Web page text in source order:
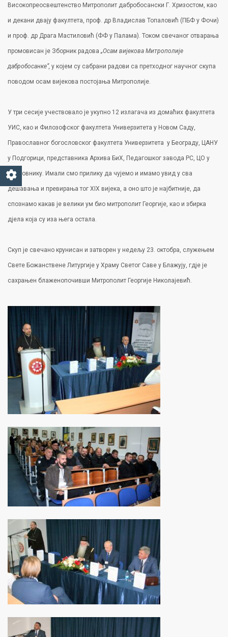
Високопреосвештенство Митрополит дабробосански Г. Хризостом, као
и декани двају факултета, проф. др Владислав Топаловић (ПБФ у Фочи)
и проф. др Драга Мастиловић (ФФ у Палама). Током свечаног отварања
промовисан је Зборник радова „Осам вијекова Митрополије
дабробосанке“, у којем су сабрани радови са претходног научног скупа
поводом осам вијекова постојања Митрополије.
У три сесије учествовало је укупно 12 излагача из домаћих факултета
УИС, као и Филозофског факултета Универзитета у Новом Саду,
Православног богословског факултета Универзитета у Београду, ЦАНУ
у Подгорици, представника Архива БиХ, Педагошког завода РС, ЦО у
Дубровнику. Имали смо прилику да чујемо и имамо увид у сва
дешавања и превирања тог XIX вијека, а оно што је најбитније, да
спознамо какав је велики ум био митрополит Георгије, као и збирка
дјела која су иза њега остала.
Скуп је свечано крунисан и затворен у недељу 23. октобра, служењем
Свете Божанствене Литургије у Храму Светог Саве у Блажују, гдје је
сахрањен блаженопочивши Митрополит Георгије Николајевић.